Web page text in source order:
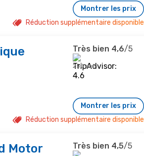
Montrer les prix
Réduction supplémentaire disponible
Très bien 4,6/5
250 avis
Montrer les prix
Réduction supplémentaire disponible
Motor
Très bien 4,5/5